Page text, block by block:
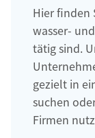
Hier finden
wasser-
tätig sind.
gezielt in
suchen
Firmen